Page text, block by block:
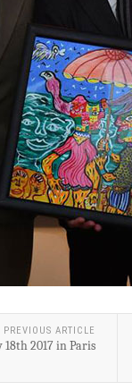
PREVIOUS ARTICLE
2017 in Paris